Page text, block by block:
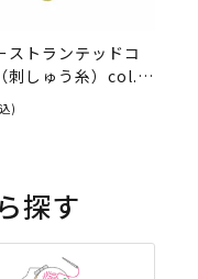
ストランテッドコ
刺しゅう糸）col.0
)
探す